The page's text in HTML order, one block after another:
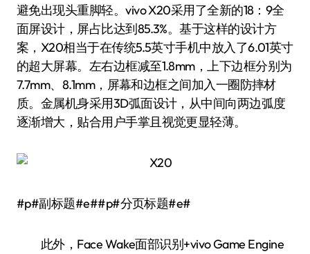
避免出现头重脚轻。vivo X20采用了全新的18：9全
面屏设计，屏占比达到85.3%。基于这样的设计方
案，X20相当于在传统5.5英寸手机中放入了6.01英寸
的超大屏幕。左右边框减至1.8mm，上下边框分别为
7.7mm、8.1mm，屏幕和边框之间加入一圈防摔材
质。金属机身采用3D弧面设计，从中间向两边弧度
逐渐增大，贴合用户手掌且视觉更显轻薄。
#p#副标题#e##p#分页标题#e#
此外，Face Wake面部识别+vivo Game Engine